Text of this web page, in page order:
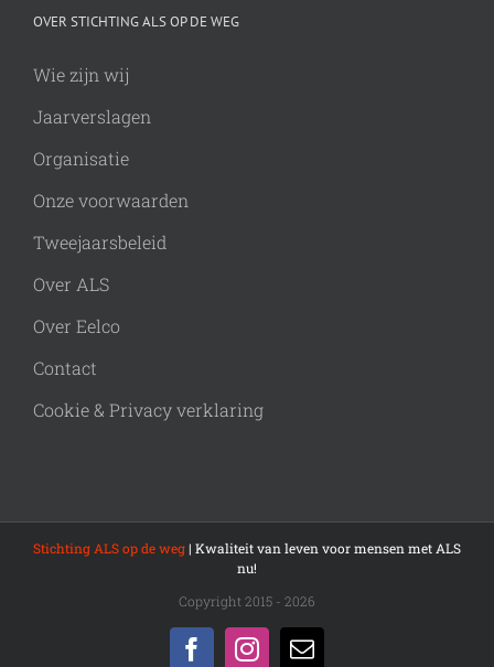
OVER STICHTING ALS OP DE WEG
Wie zijn wij
Jaarverslagen
Organisatie
Onze voorwaarden
Tweejaarsbeleid
Over ALS
Over Eelco
Contact
Cookie & Privacy verklaring
Stichting ALS op de weg| Kwaliteit van leven voor mensen met ALS
nu!
Copyright 2015 - 2026
FacebookInstagram
E-